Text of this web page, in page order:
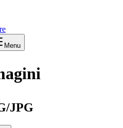
Menu
JPG